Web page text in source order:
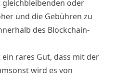
gleichbleibenden oder
und die Gebühren zu
des Blockchain-
rares Gut, dass mit der
wird es von